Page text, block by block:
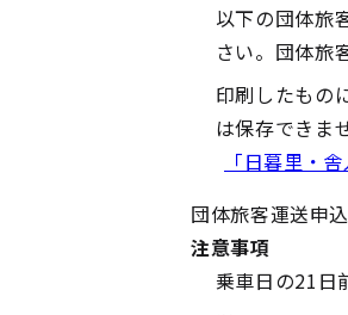
以下の団体旅
さい。団体旅
印刷したもの
は保存できま
「日暮里・
団体旅客運送申
注意事項
乗車日の21日